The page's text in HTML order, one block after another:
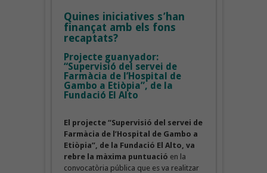
Quines iniciatives s’han
finançat amb els fons
recaptats?
Projecte guanyador:
“Supervisió del servei de
Farmàcia de l’Hospital de
Gambo a Etiòpia”, de la
Fundació El Alto
El projecte “Supervisió del servei de
Farmàcia de l’Hospital de Gambo a
Etiòpia”, de la Fundació El Alto, va
rebre la màxima puntuació en la
convocatòria pública que es va realitzar